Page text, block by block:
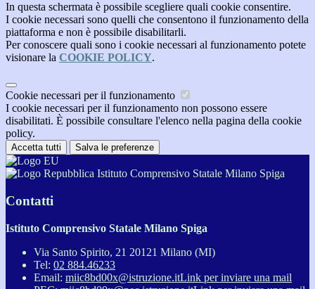
In questa schermata è possibile scegliere quali cookie consentire.
I cookie necessari sono quelli che consentono il funzionamento della
piattaforma e non è possibile disabilitarli.
Per conoscere quali sono i cookie necessari al funzionamento potete
visionare la COOKIE POLICY.
Cookie necessari per il funzionamento
I cookie necessari per il funzionamento non possono essere
disabilitati. È possibile consultare l'elenco nella pagina della cookie
policy.
Accetta tutti Salva le preferenze
Istituto Comprensivo Statale Milano Spiga
Contatti
Istituto Comprensivo Statale Milano Spiga
Via Santo Spirito, 21 20121 Milano (MI)
Tel: 02 884.46233
Email: miic8bd00x@istruzione.itLink per inviare una mail